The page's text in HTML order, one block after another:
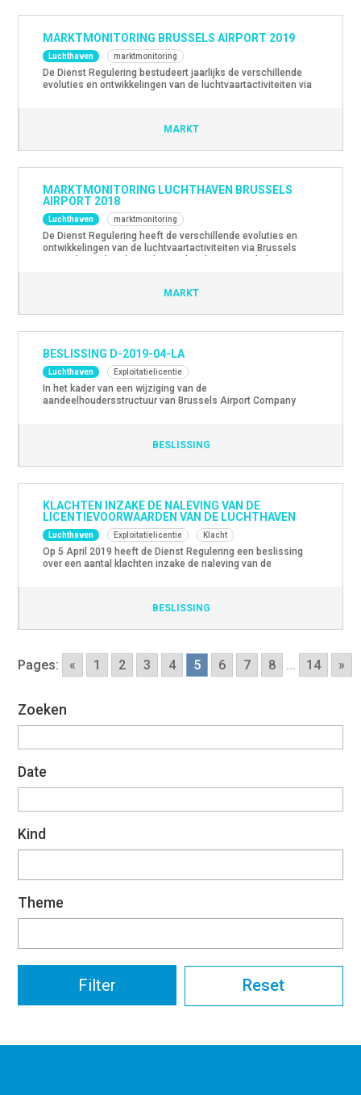
MARKTMONITORING BRUSSELS AIRPORT 2019
Luchthaven marktmonitoring
De Dienst Regulering bestudeert jaarlijks de verschillende
evoluties en ontwikkelingen van de luchtvaartactiviteiten via
MARKT
MARKTMONITORING LUCHTHAVEN BRUSSELS
AIRPORT 2018
Luchthaven marktmonitoring
De Dienst Regulering heeft de verschillende evoluties en
ontwikkelingen van de luchtvaartactiviteiten via Brussels
marktmonitoringrapport 2018 is hier beschikbaar.
MARKT
BESLISSING D-2019-04-LA
Luchthaven Exploitatielicentie
In het kader van een wijziging van de
aandeelhoudersstructuur van Brussels Airport Company
Brussel-Nationaal. Deze beslissing is hier beschikbaar
BESLISSING
KLACHTEN INZAKE DE NALEVING VAN DE
LICENTIEVOORWAARDEN VAN DE LUCHTHAVEN
Luchthaven Exploitatielicentie Klacht
Op 5 April 2019 heeft de Dienst Regulering een beslissing
over een aantal klachten inzake de naleving van de
bijgevolg dat ze niet ontvankelijk waren. (Enkel beschikbaar
BESLISSING
Pages: « 1 2 3 4 5 6 7 8 ... 14 »
Zoeken
Date
Kind
Theme
Reset